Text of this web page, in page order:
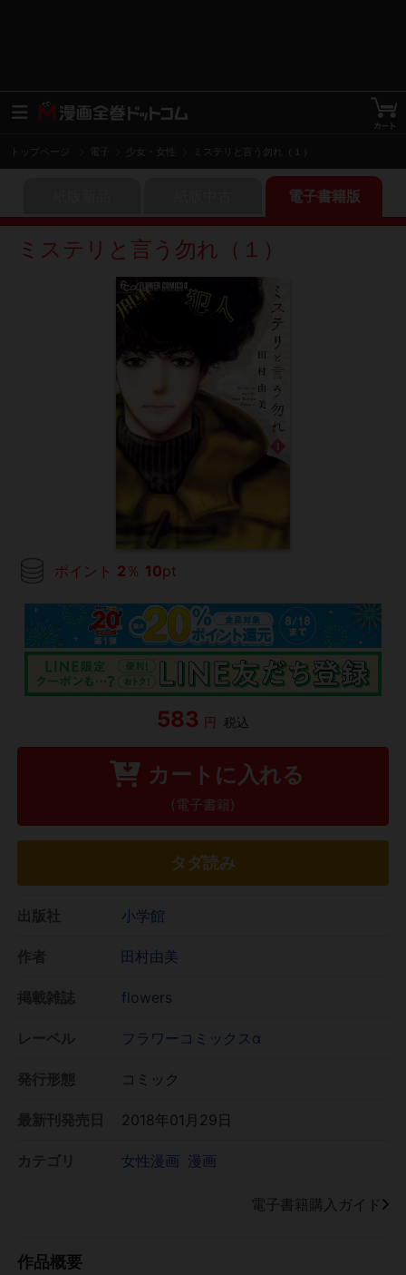
トップページ 少女・女性 ミステリと言う勿れ（１）
電子書籍版
ミステリと言う勿れ（１）
ポイント 2 ％ 10pt
583 円 税込
カートに入れる
(電子書籍)
タダ読み
小学館
田村由美
flowers
フラワーコミックスα
コミック
2018年01月29日
女性漫画 漫画
電子書籍購入ガイド
作品概要